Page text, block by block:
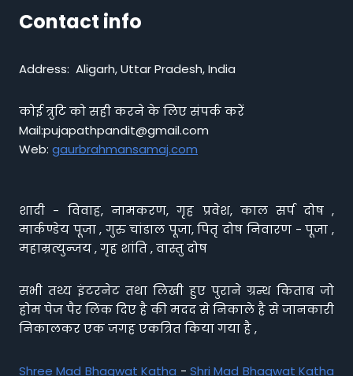
Contact info
Address: Aligarh, Uttar Pradesh, India
कोई त्रुटि को सही करने के लिए संपर्क करें
Mail:pujapathpandit@gmail.com
Web: gaurbrahmansamaj.com
शादी - विवाह, नामकरण, गृह प्रवेश, काल सर्प दोष ,
मार्कण्डेय पूजा , गुरु चांडाल पूजा, पितृ दोष निवारण - पूजा ,
महाम्रत्युन्जय , गृह शांति , वास्तु दोष
सभी तथ्य इंटरनेट तथा लिखी हुए पुराने ग्रन्थ किताब जो
होम पेज पैर लिंक दिए है की मदद से निकाले है से जानकारी
निकालकर एक जगह एकत्रित किया गया है ,
Shree Mad Bhagwat Katha - Shri Mad Bhagwat Katha